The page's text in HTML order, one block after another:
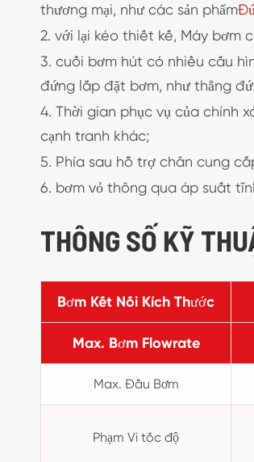
thương mại, như các sản phẩm
2. với lại kéo thiết kế, Máy
3. cuối bơm hút có nhiều cấu
đứng lắp đặt bơm, như thẳng
4. Thời gian phục vụ của chính
cạnh tranh khác;
5. Phía sau hỗ trợ chân cung
6. bơm vỏ thông qua áp suất
THÔNG SỐ KỸ
Bơm Kết Nối Kích Thước
Max. Bơm Flowrate
Max. Đầu Bơm
Phạm Vi tốc độ